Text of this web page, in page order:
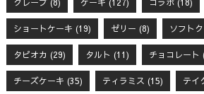
ショートケーキ (19) ゼリー (8) ソフト
タピオカ (29) タルト (11) チョコレート
チーズケーキ (35) ティラミス (15) テイ